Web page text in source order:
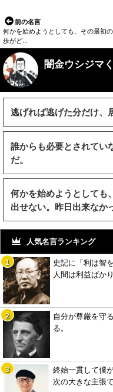
前の名言
何かを始めようとしても、その最初
歩がど...
闇金ウシジマ
逃げれば逃げた分だけ、
誰からも必要とされてい
だ。
何かを始めようとしても
出せない。昨日出来なか
人気名言ランキング
史記に「利は智
人間は利益ばか
自分が尊厳を守
る。
終始一貫して僕
次の大きな主張